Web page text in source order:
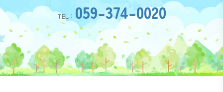
TEL： 059-374-0020